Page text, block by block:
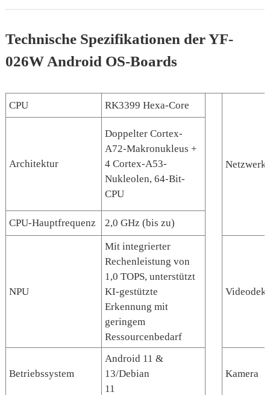
Technische Spezifikationen der YF-
026W Android OS-Boards
CPU RK3399 Hexa-Core
Netzwerk
Architektur
Doppelter Cortex-
A72-Makronukleus +
4 Cortex-A53-
Nukleolen, 64-Bit-
CPU
CPU-Hauptfrequenz 2,0 GHz (bis zu)
NPU
Mit integrierter
Rechenleistung von
1,0 TOPS, unterstützt
KI-gestützte
Erkennung mit
geringem
Ressourcenbedarf
Betriebssystem
Android 11 &
13/Debian
11
Kamera